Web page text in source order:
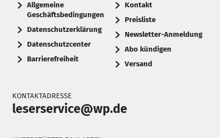
Allgemeine
Geschäftsbedingungen
Datenschutzerklärung
Datenschutzcenter
Barrierefreiheit
Kontakt
Preisliste
Newsletter-Anmeldung
Abo kündigen
Versand
KONTAKTADRESSE
leserservice@wp.de